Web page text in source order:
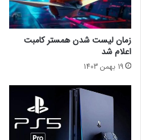
ی
خ
و
د
ط
ی
د
ت
و
ه
ا
ی
زمان لیست شدن همستر کامبت
اعلام شد
19 بهمن 1403